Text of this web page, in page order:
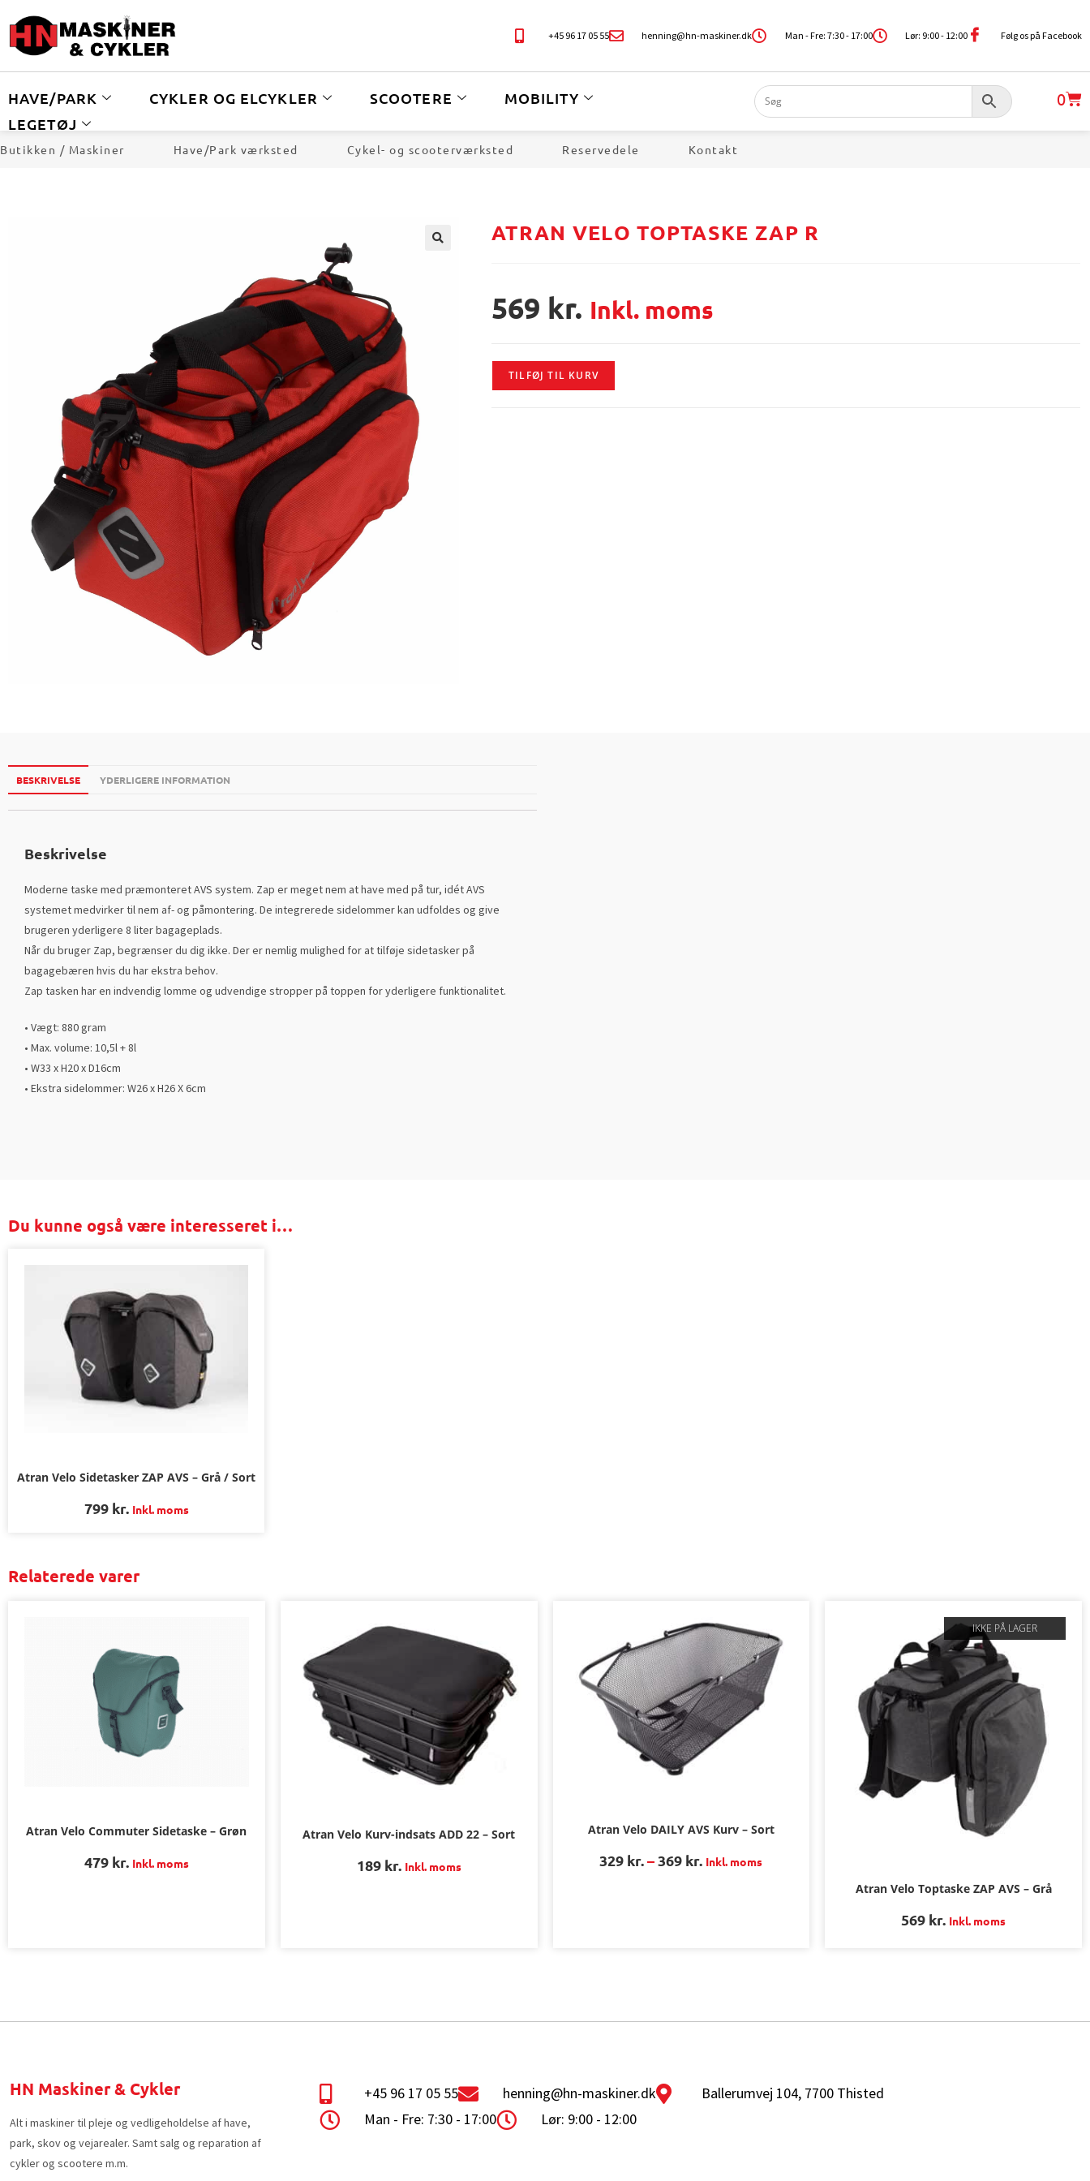
+45 96 17 05 55 henning@hn-maskiner.dk Man - Fre: 7:30 - 17:00 Lør: 9:00 - 12:00 Følg os på Facebook
HAVE/PARK CYKLER OG ELCYKLER SCOOTERE
MOBILITY
LEGETØJ
0
Butikken / Maskiner Have/Park værksted Cykel- og scooterværksted Reservedele Kontakt
ATRAN VELO TOPTASKE ZAP R
569 kr. Inkl. moms
TILFØJ TIL KURV
BESKRIVELSE YDERLIGERE INFORMATION
Beskrivelse
Moderne taske med præmonteret AVS system. Zap er meget nem at have med på tur, idét AVS
systemet medvirker til nem af- og påmontering. De integrerede sidelommer kan udfoldes og give
brugeren yderligere 8 liter bagageplads.
Når du bruger Zap, begrænser du dig ikke. Der er nemlig mulighed for at tilføje sidetasker på
bagagebæren hvis du har ekstra behov.
Zap tasken har en indvendig lomme og udvendige stropper på toppen for yderligere funktionalitet.
• Vægt: 880 gram
• Max. volume: 10,5l + 8l
• W33 x H20 x D16cm
• Ekstra sidelommer: W26 x H26 X 6cm
Du kunne også være interesseret i…
Atran Velo Sidetasker ZAP AVS – Grå / Sort
799 kr. Inkl. moms
Relaterede varer
Atran Velo Commuter Sidetaske – Grøn
479 kr. Inkl. moms
Atran Velo Kurv-indsats ADD 22 – Sort
189 kr. Inkl. moms
Atran Velo DAILY AVS Kurv – Sort
329 kr.–369 kr. Inkl. moms
IKKE PÅ LAGER
Atran Velo Toptaske ZAP AVS – Grå
569 kr. Inkl. moms
HN Maskiner & Cykler
Alt i maskiner til pleje og vedligeholdelse af have,
park, skov og vejarealer. Samt salg og reparation af
cykler og scootere m.m.
+45 96 17 05 55 henning@hn-maskiner.dk
Ballerumvej 104, 7700 Thisted
Man - Fre: 7:30 - 17:00
Lør: 9:00 - 12:00